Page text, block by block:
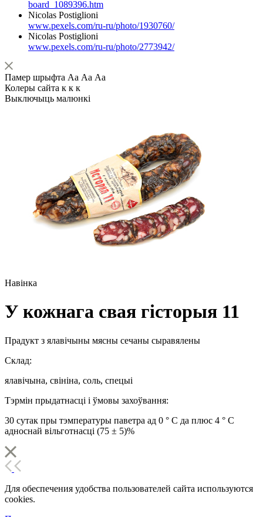
board_1089396.htm
Nicolas Postiglioni
www.pexels.com/ru-ru/photo/1930760/
Nicolas Postiglioni
www.pexels.com/ru-ru/photo/2773942/
Памер шрыфта Аа Аа Аа
Колеры сайта к к к
Выключыць малюнкі
Навінка
У кожнага свая гісторыя 11
Прадукт з ялавічыны мясны сечаны сыравялены
Склад:
ялавічына, свініна, соль, спецыі
Тэрмін прыдатнасці і ўмовы захоўвання:
30 сутак пры тэмпературы паветра ад 0 ° С да плюс 4 ° С
адноснай вільготнасці (75 ± 5)%
Для обеспечения удобства пользователей сайта используются
cookies.